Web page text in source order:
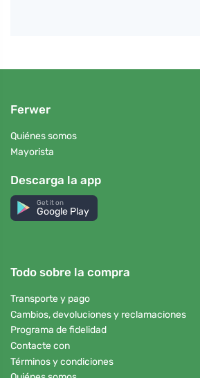
Ferwer
Quiénes somos
Mayorista
Descarga la app
Get it on
Google Play
Todo sobre la compra
Transporte y pago
Cambios, devoluciones y reclamaciones
Programa de fidelidad
Contacte con
Términos y condiciones